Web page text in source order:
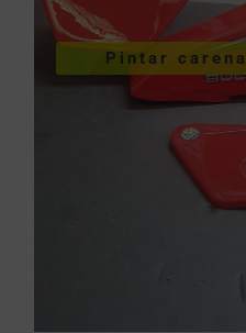
Pintar
Pintar
VER PINTURA